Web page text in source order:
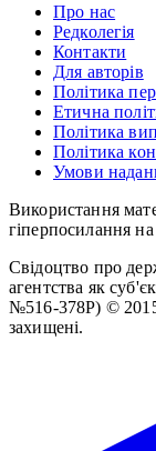
Про нас
Редколегія
Контакти
Для авторів
Політика
Етична
Політика
Політика
Умови
Використання
гіперпосилання на
Свідоцтво про
агентства як
№516-378Р) ©
захищені.